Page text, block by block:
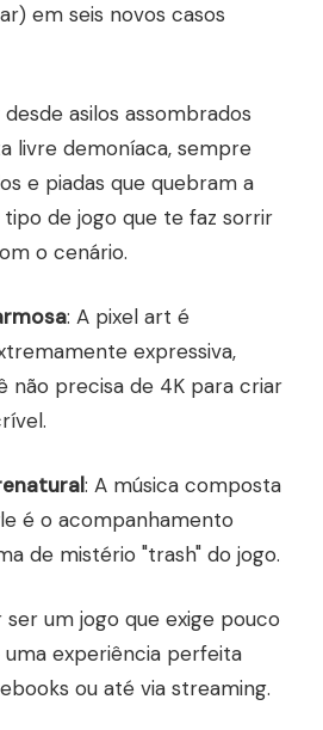
em seis novos casos
asilos assombrados
livre demoníaca, sempre
e piadas que quebram a
de jogo que te faz sorrir
o cenário.
: A pixel art é
expressiva,
não precisa de 4K para criar
: A música composta
é o acompanhamento
de mistério "trash" do jogo.
ser um jogo que exige pouco
experiência perfeita
ou até via streaming.